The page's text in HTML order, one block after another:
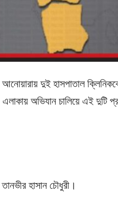
দুই হাসপাতাল
অভিযান চালিয়ে এই দুটি
হাসান চৌধুরী।